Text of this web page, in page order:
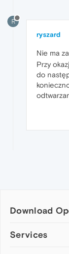
R
ryszard
Nie ma
Przy
do
Download
Computer browsers
Services